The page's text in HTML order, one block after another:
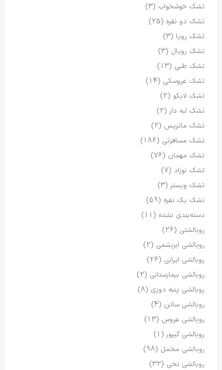
تشک خوشخواب (3)
تشک دو نفره (25)
تشک رویا (3)
تشک رویال (3)
تشک طبی (13)
تشک عروسکی (14)
تشک لایکو (2)
تشک لبه دار (2)
تشک ماتریس (2)
تشک مسافرتی (186)
تشک مهمان (76)
تشک نوزاد (7)
تشک ویستر (3)
تشک یک نفره (59)
دسته‌بندی نشده (11)
روبالشتی (26)
روبالشی ابریشمی (2)
روبالشی ایرانی (26)
روبالشی بیمارستانی (2)
روبالشی پنبه دوزی (8)
روبالشی ساتن (4)
روبالشی عروس (13)
روبالشی گیپور (1)
روبالشی مخمل (98)
روبالشی نخی (32)